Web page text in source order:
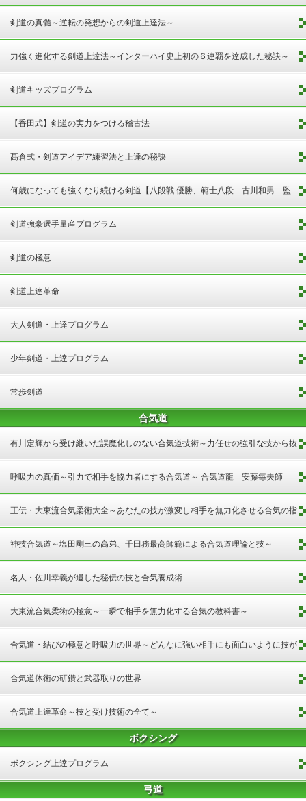
剣道の真髄～逆転の発想からの剣道上達法～
力強く進化する剣道上達法～インターハイ史上初の６連覇を達成した秘訣～
剣道キッズプログラム
【香田式】剣道の実力をつける稽古法
髙倉式・剣道アイデア練習法と上達の秘訣
何歳になっても強くなり続ける剣道【八段戦 優勝、範士八段 古川和男 監
修】
剣道強豪選手量産プログラム
剣道の極意
剣道上達革命
大人剣道・上達プログラム
少年剣道・上達プログラム
常歩剣道
合気道
有川定輝から受け継いだ誤魔化しのない合気道技術～力任せの強引な技から抜
け出す方法～
呼吸力の真価～引力で相手を協力者にする合気道～ 合気道龍 安藤毎夫師
範 指導・監修
正伝・大東流合気柔術大全～あなたの技が激変し相手を無力化させる合気の指
南書～大東流合気柔術本部 本部長 近藤昌之 指導・監修
神技合気道～塩田剛三の高弟、千田務最高師範による合気道理論と技～
名人・佐川幸義が遺した秘伝の技と合気養成術
大東流合気柔術の極意～一瞬で相手を無力化する合気の教科書～
合気道・結びの極意と呼吸力の世界～どんなに強い相手にも面白いように技が
掛かる凄い戦術～
合気道体術の研鑽と武器取りの世界
合気道上達革命～技と受け技術の全て～
ボクシング
ボクシング上達プログラム
弓道